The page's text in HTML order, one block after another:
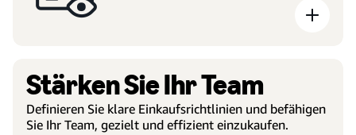
Stärken Sie Ihr Team
Definieren Sie klare Einkaufsrichtlinien und befähigen
Sie Ihr Team, gezielt und effizient einzukaufen.